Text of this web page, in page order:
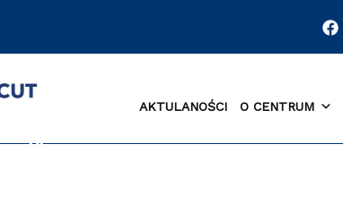
AKTULANOŚCI O CENTRUM